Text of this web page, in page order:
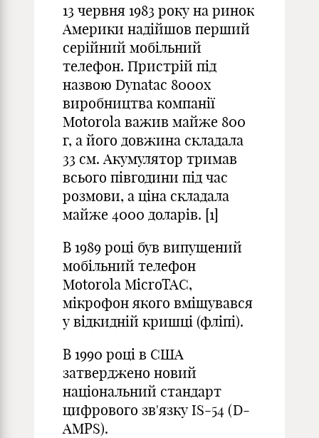
13 червня 1983 року на ринок
Америки надійшов перший
серійний мобільний
телефон. Пристрій під
назвою Dynatac 8000x
виробництва компанії
Motorola важив майже 800
г, а його довжина складала
33 см. Акумулятор тримав
всього півгодини під час
розмови, а ціна складала
майже 4000 доларів. [1]
В 1989 році був випущений
мобільний телефон
Motorola MicroTAC,
мікрофон якого вміщувався
у відкидній кришці (фліпі).
В 1990 році в США
затверджено новий
національний стандарт
цифрового зв'язку IS-54 (D-
AMPS).